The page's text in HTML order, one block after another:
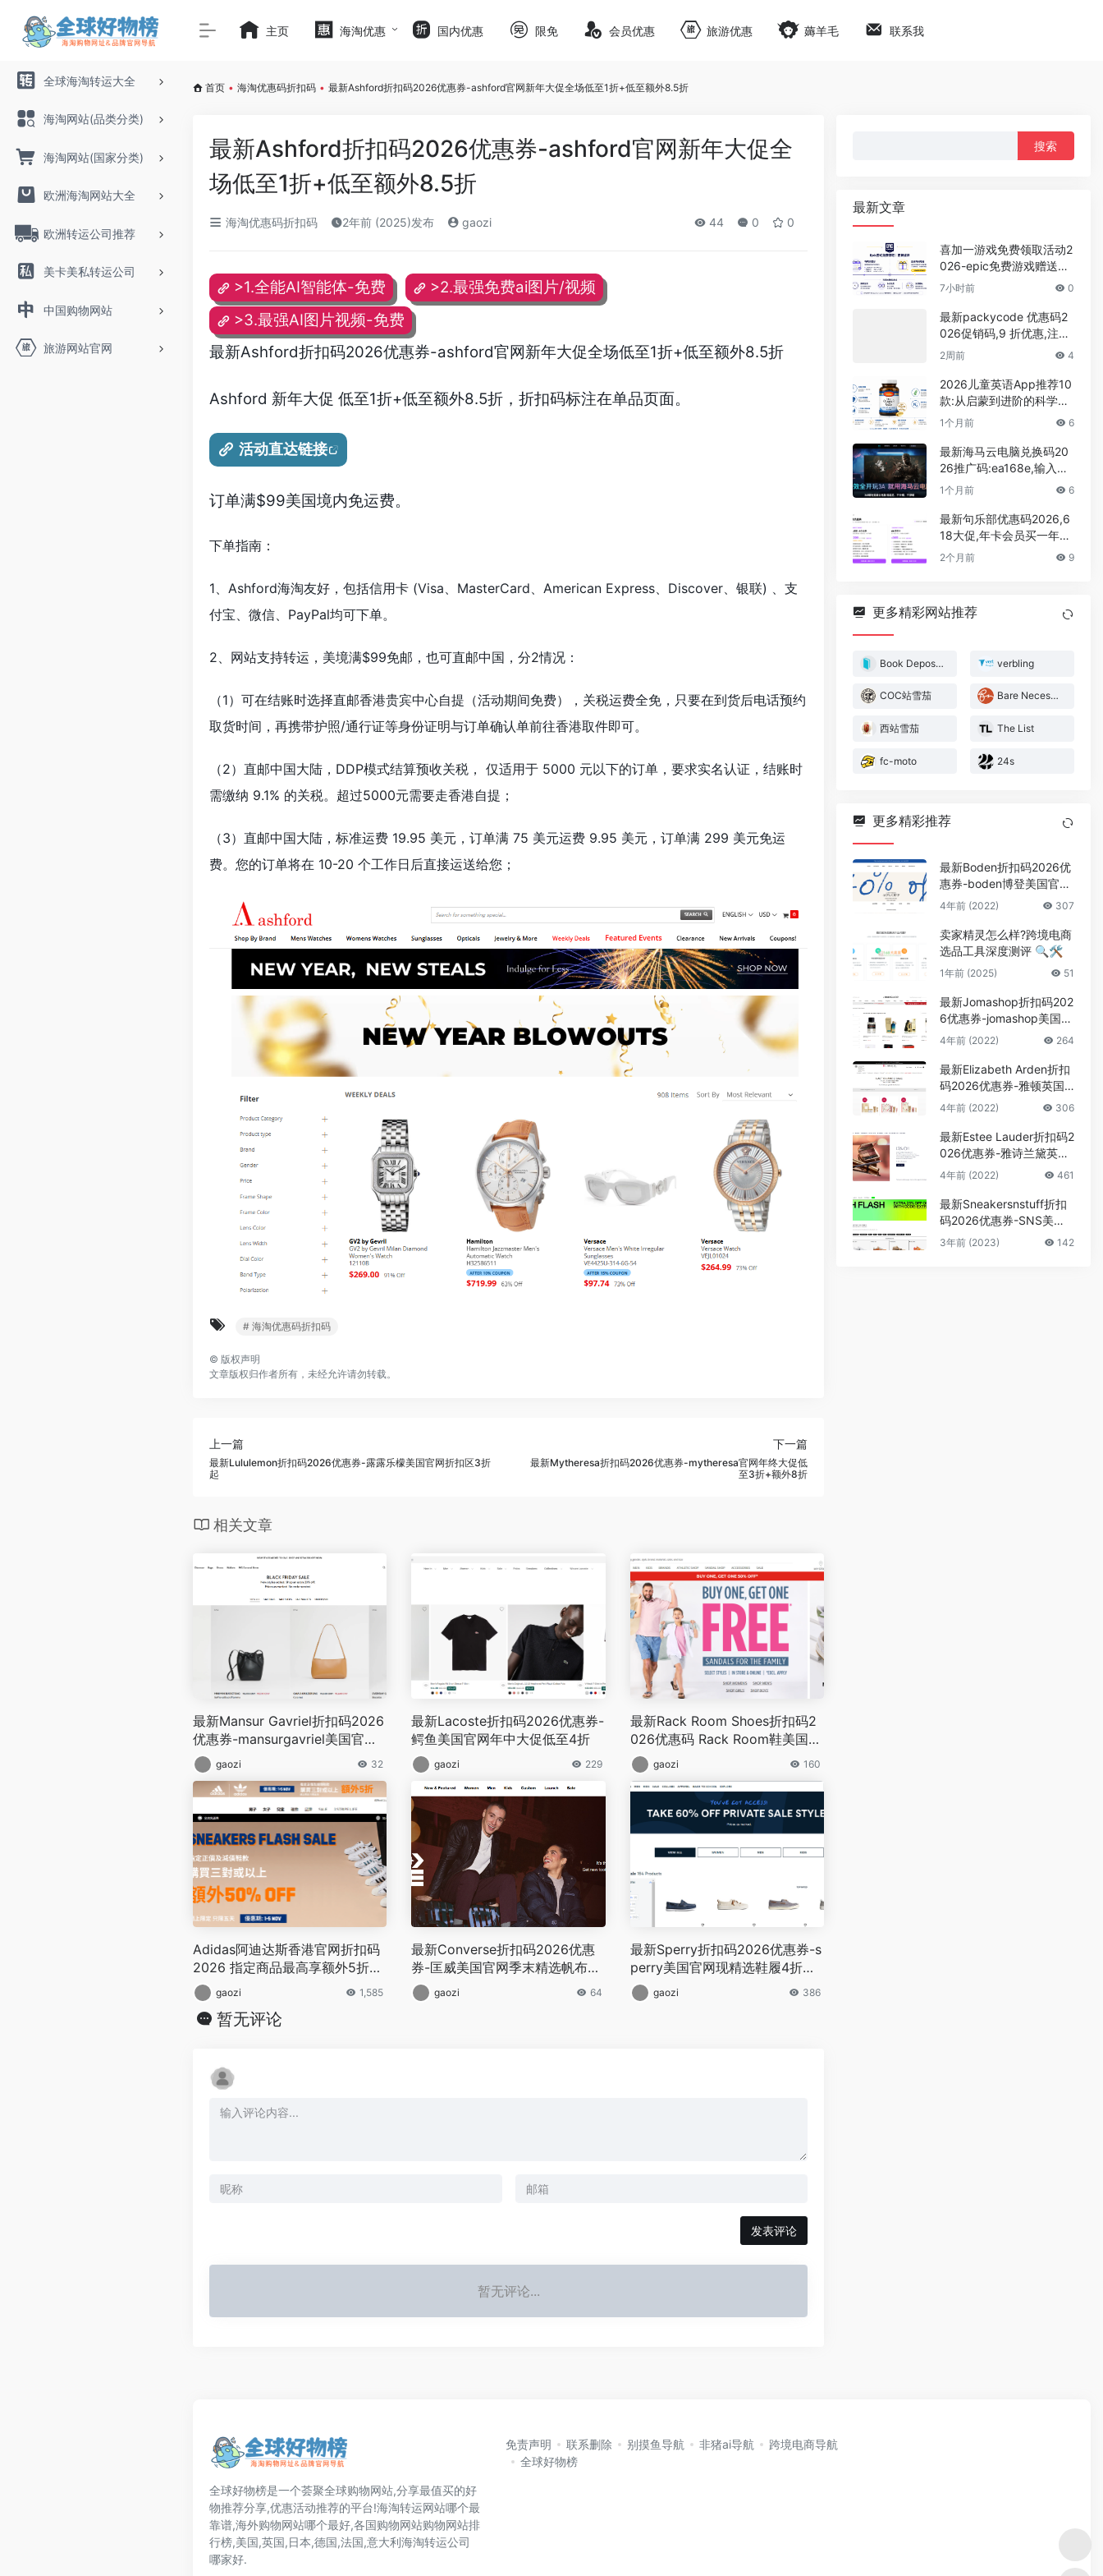
全球海淘转运大全
海淘网站(品类分类)
海淘网站(国家分类)
欧洲海淘网站大全
欧洲转运公司推荐
美卡美私转运公司
中国购物网站
旅游网站官网
主页 海淘优惠 国内优惠 限免 会员优惠 旅游优惠 薅羊毛 联系我
首页 • 海淘优惠码折扣码 • 最新Ashford折扣码2026优惠券-ashford官网新年大促全场低至1折+低至额外8.5折
最新Ashford折扣码2026优惠券-ashford官网新年大促全
场低至1折+低至额外8.5折
海淘优惠码折扣码 2年前 (2025)发布 gaozi 44 0 0
>1.全能AI智能体-免费
>2.最强免费ai图片/视频
>3.最强AI图片视频-免费
最新Ashford折扣码2026优惠券-ashford官网新年大促全场低至1折+低至额外8.5折
Ashford 新年大促 低至1折+低至额外8.5折，折扣码标注在单品页面。
活动直达链接
订单满$99美国境内免运费。
下单指南：
1、Ashford海淘友好，包括信用卡 (Visa、MasterCard、American Express、Discover、银联) 、支
付宝、微信、PayPal均可下单。
2、网站支持转运，美境满$99免邮，也可直邮中国，分2情况：
（1）可在结账时选择直邮香港贵宾中心自提（活动期间免费），关税运费全免，只要在到货后电话预约
取货时间，再携带护照/通行证等身份证明与订单确认单前往香港取件即可。
（2）直邮中国大陆，DDP模式结算预收关税， 仅适用于 5000 元以下的订单，要求实名认证，结账时
需缴纳 9.1% 的关税。超过5000元需要走香港自提；
（3）直邮中国大陆，标准运费 19.95 美元，订单满 75 美元运费 9.95 美元，订单满 299 美元免运
费。您的订单将在 10-20 个工作日后直接运送给您；
# 海淘优惠码折扣码
© 版权声明
文章版权归作者所有，未经允许请勿转载。
上一篇
最新Lululemon折扣码2026优惠券-露露乐檬美国官网折扣区3折
起
下一篇
最新Mytheresa折扣码2026优惠券-mytheresa官网年终大促低
至3折+额外8折
相关文章
最新Mansur Gavriel折扣码2026
优惠券-mansurgavriel美国官网
黑五低至4折+额外8折
gaozi 32
最新Lacoste折扣码2026优惠券-
鳄鱼美国官网年中大促低至4折
gaozi 229
最新Rack Room Shoes折扣码2
026优惠码 Rack Room鞋美国官
网精选商品第二件半价+满$89减
$10
gaozi 160
Adidas阿迪达斯香港官网折扣码
2026 指定商品最高享额外5折优
惠促销香港境内免邮
gaozi 1,585
最新Converse折扣码2026优惠
券-匡威美国官网季末精选帆布鞋
低至5折+额外5折促销
gaozi 64
最新Sperry折扣码2026优惠券-s
perry美国官网现精选鞋履4折促
销
gaozi 386
暂无评论
发表评论
暂无评论...
最新文章
喜加一游戏免费领取活动2
026-epic免费游戏赠送时
间表
7小时前 0
最新packycode 优惠码2
026促销码,9 折优惠,注册
即可获得$1体验余额
2周前 4
2026儿童英语App推荐10
款:从启蒙到进阶的科学选
型,家长实测零踩坑攻略
1个月前 6
最新海马云电脑兑换码20
26推广码:ea168e,输入领
取30分钟的免费游戏时长
1个月前 6
最新句乐部优惠码2026,6
18大促,年卡会员买一年送
一年,永久会员超低价
2个月前 9
更多精彩网站推荐
Book Depository verbling
COC站雪茄 Bare Necessities
西站雪茄 The List
fc-moto 24s
更多精彩推荐
最新Boden折扣码2026优
惠券-boden博登美国官网
黑五全场额外6折促销
4年前 (2022) 307
卖家精灵怎么样?跨境电商
选品工具深度测评 🔍🛠️
1年前 (2025) 51
最新Jomashop折扣码202
6优惠券-jomashop美国官
网精选香水香氛低至3.7折
4年前 (2022) 264
最新Elizabeth Arden折扣
码2026优惠券-雅顿英国
官网清仓大促精选产品额
4年前 (2022) 306
最新Estee Lauder折扣码2
026优惠券-雅诗兰黛英国
官网眼部产品85折+送2小
4年前 (2022) 461
最新Sneakersnstuff折扣
码2026优惠券-SNS美国
官网潮牌鞋服低至3折+额
3年前 (2023) 142
全球好物榜是一个荟聚全球购物网站,分享最值买的好
物推荐分享,优惠活动推荐的平台!海淘转运网站哪个最
靠谱,海外购物网站哪个最好,各国购物网站购物网站排
行榜,美国,英国,日本,德国,法国,意大利海淘转运公司
哪家好.
免责声明 联系删除 别摸鱼导航 非猪ai导航
跨境电商导航
全球好物榜